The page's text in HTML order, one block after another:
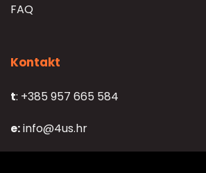
FAQ
Kontakt
t: +385 957 665 584
e:info@4us.hr